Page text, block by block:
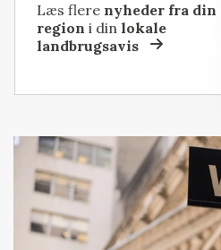
Læs flere nyheder fra din
region i dinlokale
landbrugsavis